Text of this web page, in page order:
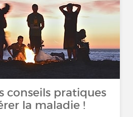
conseils pratiques
la maladie !